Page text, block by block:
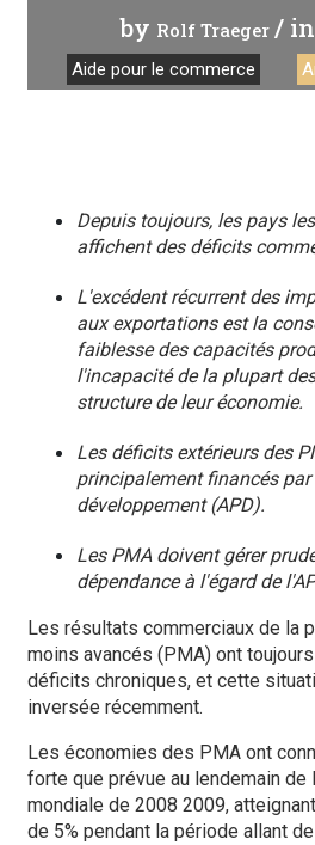
by Rolf Traeger / in
Aide pour le commerce
Depuis toujours, les pays
affichent des déficits
L'excédent récurrent des
aux exportations est la
faiblesse des capacités
l'incapacité de la plupart
structure de leur économie.
Les déficits extérieurs des
principalement financés
développement (APD).
Les PMA doivent gérer
dépendance à l'égard de
Les résultats commerciaux de la
moins avancés (PMA) ont
déficits chroniques, et cette
inversée récemment.
Les économies des PMA ont
forte que prévue au lendemain de
mondiale de 2008 2009,
de 5% pendant la période allant